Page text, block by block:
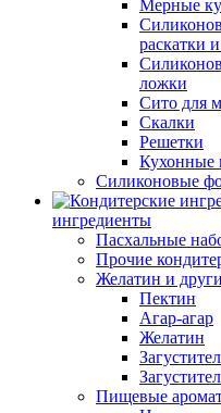
Мерные
раскатки
ложки
Сито для
Скалки
Решетки
Кухонные
Силиконовые
ингредиенты
Пасхальные
Прочие
Желатин и
Пектин
Агар-агар
Желатин
Пищевые